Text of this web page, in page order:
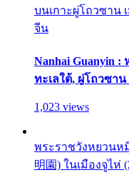
บนเกาะผู่โถวซาน
จีน
Nanhai Guanyin
ทะเลใต้, ผู่โถวซา
1,023 views
พระราชวังหยวนหมิ
明園) ในเมืองจูไห่